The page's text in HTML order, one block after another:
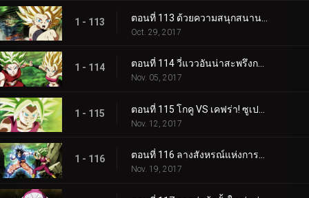
1 - 113
Oct. 29, 2017
1 - 114
Nov. 05, 2017
1 - 115
Nov. 12, 2017
1 - 116 ตอนที่ 116 ลางสังหรณ์แห่งการพลิกผัน! แก่นแท้แห่งอัตนิยมระเบิดครั้งใหญ่!!
Nov. 19, 2017